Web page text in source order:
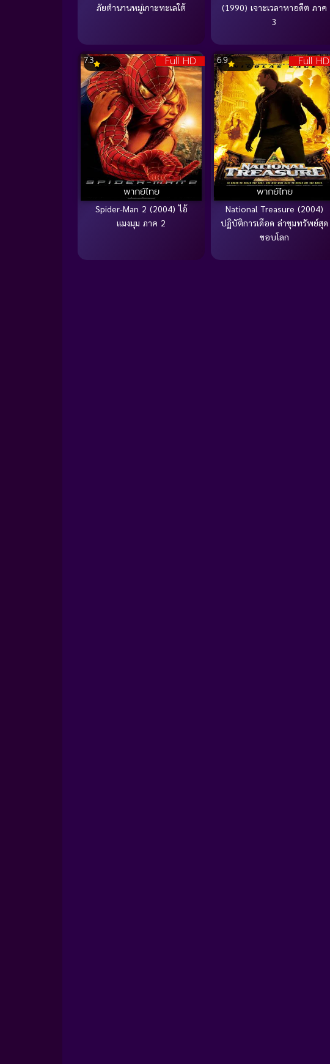
ภัยตำนานหมู่เกาะทะเลใต้
(1990) เจาะเวลาหาอดีต ภาค
3
Full HD
พากย์ไทย
7.3
Spider-Man 2 (2004) ไอ้
แมงมุม ภาค 2
Full HD
พากย์ไทย
6.9
National Treasure (2004)
ปฏิบัติการเดือด ล่าขุมทรัพย์สุด
ขอบโลก